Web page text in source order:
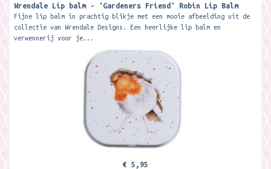
Wrendale Lip balm - 'Gardeners Friend' Robin Lip Balm
Fijne lip balm in prachtig blikje met een mooie afbeelding uit de
collectie van Wrendale Designs. Een heerlijke lip balm en
verwennerij voor je...
€ 5,95